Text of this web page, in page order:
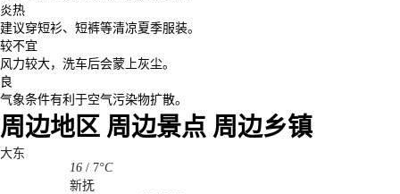
炎热
建议穿短衫、短裤等清凉夏季服装。
较不宜
风力较大，洗车后会蒙上灰尘。
良
气象条件有利于空气污染物扩散。
周边地区 周边景点 周边乡镇
大东
16 / 7°C
新抚